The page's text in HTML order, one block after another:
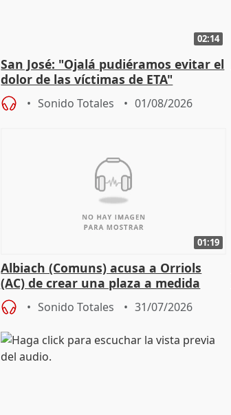
02:14
San José: "Ojalá pudiéramos evitar el
dolor de las víctimas de ETA"
Sonido Totales 01/08/2026
01:19
Albiach (Comuns) acusa a Orriols
(AC) de crear una plaza a medida
para su hija en Ripoll (Girona)
Sonido Totales 31/07/2026